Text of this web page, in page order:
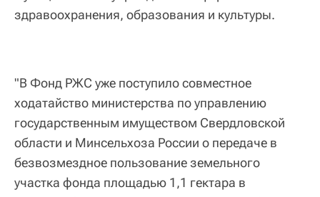
здравоохранения, образования и культуры.
"В Фонд РЖС уже поступило совместное
ходатайство министерства по управлению
государственным имуществом Свердловской
области и Минсельхоза России о передаче в
безвозмездное пользование земельного
участка фонда площадью 1,1 гектара в